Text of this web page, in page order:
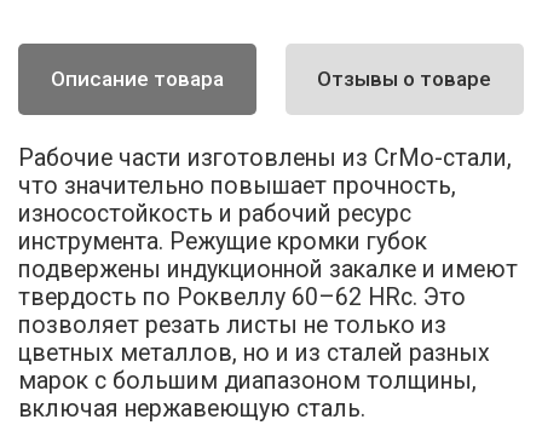
Описание товара Отзывы о товаре
Рабочие части изготовлены из СrMo-стали,
что значительно повышает прочность,
износостойкость и рабочий ресурс
инструмента. Режущие кромки губок
подвержены индукционной закалке и имеют
твердость по Роквеллу 60–62 HRc. Это
позволяет резать листы не только из
цветных металлов, но и из сталей разных
марок с большим диапазоном толщины,
включая нержавеющую сталь.